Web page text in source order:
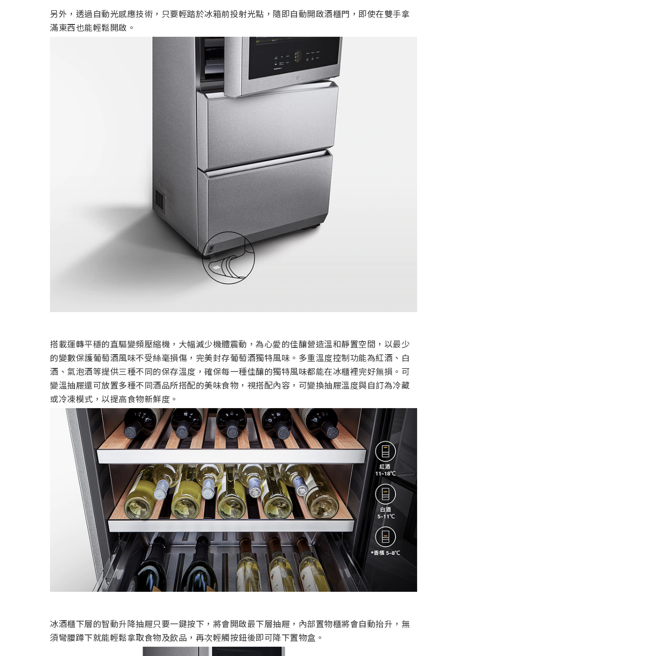
另外，透過自動光感應技術，只要輕踏於冰箱前投射光點，隨即自動開啟酒櫃門，即使在雙手拿
滿東西也能輕鬆開啟。
搭載運轉平穩的直驅變頻壓縮機，大幅減少機體震動，為心愛的佳釀營造溫和靜置空間，以最少
的變數保護葡萄酒風味不受絲毫損傷，完美封存葡萄酒獨特風味。多重溫度控制功能為紅酒、白
酒、氣泡酒等提供三種不同的保存溫度，確保每一種佳釀的獨特風味都能在冰櫃裡完好無損。可
變溫抽屜還可放置多種不同酒品所搭配的美味食物，視搭配內容，可變換抽屜溫度與自訂為冷藏
或冷凍模式，以提高食物新鮮度。
冰酒櫃下層的智動升降抽屜只要一鍵按下，將會開啟最下層抽屜，內部置物櫃將會自動抬升，無
須彎腰蹲下就能輕鬆拿取食物及飲品，再次輕觸按鈕後即可降下置物盒。